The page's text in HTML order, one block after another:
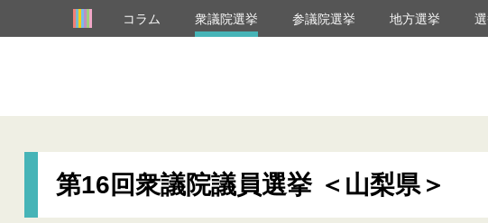
コラム 衆議院選挙 参議院選挙 地方選挙
第16回衆議院議員選挙 ＜山梨県＞